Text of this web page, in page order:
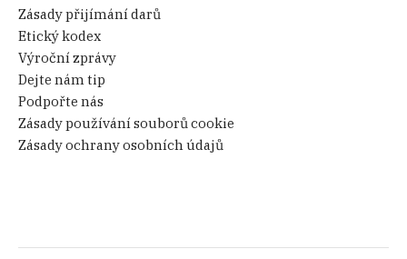
Zásady přijímání darů
Etický kodex
Výroční zprávy
Dejte nám tip
Podpořte nás
Zásady používání souborů cookie
Zásady ochrany osobních údajů